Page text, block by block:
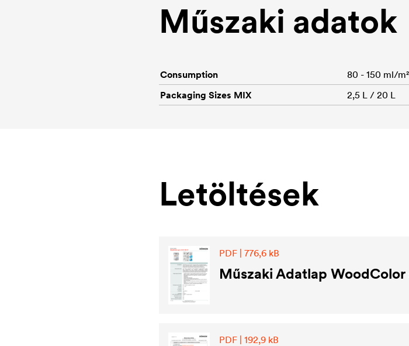
Műszaki adatok
Consumption
80 - 150 ml/m²
Packaging Sizes MIX
2,5 L / 20 L
Letöltések
PDF | 776,6 kB
Műszaki Adatlap WoodColor
PDF | 192,9 kB